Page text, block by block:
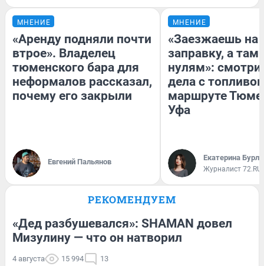
МНЕНИЕ
«Аренду подняли почти
втрое». Владелец
тюменского бара для
неформалов рассказал,
почему его закрыли
Евгений Пальянов
МНЕНИЕ
«Заезжаешь на
заправку, а там
нулям»:
дела с
маршруте
Уфа
Екатерина
Журналист 72.RU
РЕКОМЕНДУЕМ
«Дед разбушевался»: SHAMAN довел
Мизулину — что он натворил
4 августа 15 994 13